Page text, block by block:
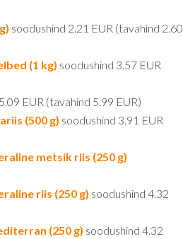
soodushind 2.21 EUR (tavahind 2.60
(1 kg) soodushind 3.57 EUR
EUR (tavahind 5.99 EUR)
(500 g) soodushind 3.91 EUR
metsik riis (250 g)
riis (250 g) soodushind 4.32
(250 g) soodushind 4.32